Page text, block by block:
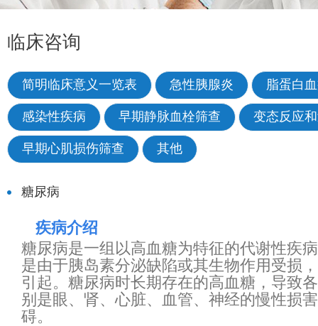
临床咨询
简明临床意义一览表 急性胰腺炎 脂蛋白
感染性疾病 早期静脉血栓筛查 变态反应
早期心肌损伤筛查 其他
糖尿病
疾病介绍
糖尿病是一组以高血糖为特征的代谢性疾
是由于胰岛素分泌缺陷或其生物作用受损
引起。糖尿病时长期存在的高血糖，导致
别是眼、肾、心脏、血管、神经的慢性损
碍。